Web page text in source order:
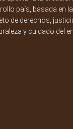
país, basada en
de derechos,
y cuidado del